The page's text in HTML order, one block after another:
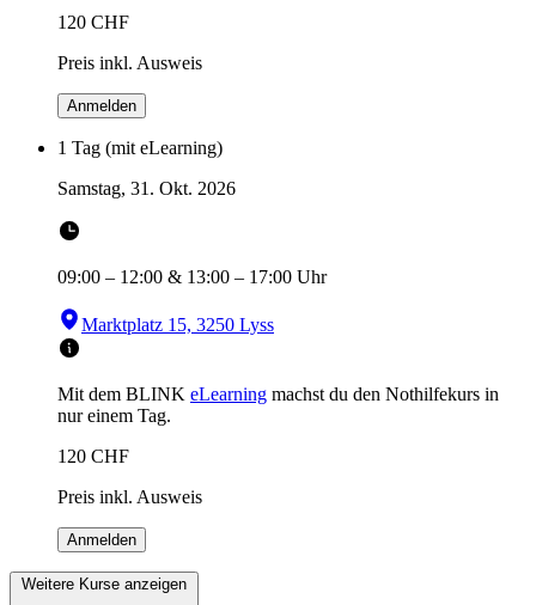
120 CHF
Preis inkl. Ausweis
Anmelden
1 Tag (mit eLearning)
Samstag, 31. Okt. 2026
09:00 – 12:00 & 13:00 – 17:00 Uhr
Marktplatz 15, 3250 Lyss
Mit dem BLINK eLearning machst du den Nothilfekurs in
nur einem Tag.
120 CHF
Preis inkl. Ausweis
Anmelden
Weitere Kurse anzeigen